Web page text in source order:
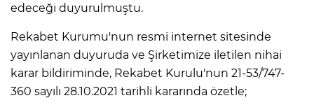
edeceği duyurulmuştu.
Rekabet Kurumu'nun resmi internet sitesinde
yayınlanan duyuruda ve Şirketimize iletilen nihai
karar bildiriminde, Rekabet Kurulu'nun 21-53/747-
360 sayılı 28.10.2021 tarihli kararında özetle;